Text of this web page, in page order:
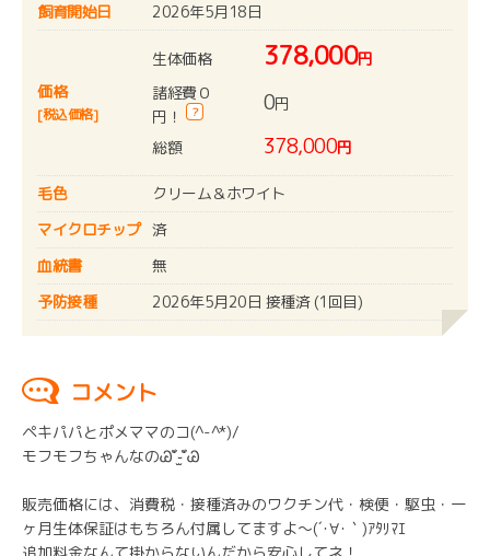
飼育開始日
2026年5月18日
価格
[税込価格]
生体価格 378,000円
諸経費０
円！
? 0円
総額 378,000円
毛色
クリーム＆ホワイト
マイクロチップ 済
血統書
無
予防接種
2026年5月20日 接種済 (1回目)
コメント
ペキパパとポメママのコ(^-^*)/
モフモフちゃんなのᏊʻั֊̫ʻัᏊ
販売価格には、消費税・接種済みのワクチン代・検便・駆虫・一
ヶ月生体保証はもちろん付属してますよ～(´･∀･｀)ｱﾀﾘﾏｴ